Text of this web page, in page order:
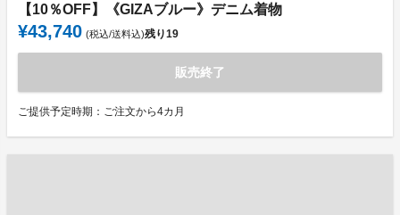
【10％OFF】《GIZAブルー》デニム着物
¥43,740 (税込/送料込)残り19
販売終了
ご提供予定時期：ご注文から4カ月